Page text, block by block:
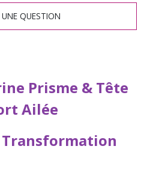
QUESTION
Prisme & Tête
Ailée